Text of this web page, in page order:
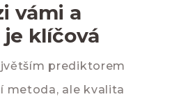
vámi a
klíčová
prediktorem
metoda, ale kvalita